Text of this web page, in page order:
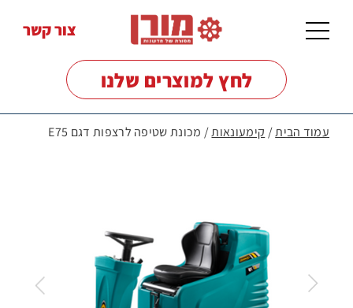
צור קשר
לחץ למוצרים שלנו
עמוד הבית/ קימעונאות/ מכונת שטיפה לרצפות דגם E75